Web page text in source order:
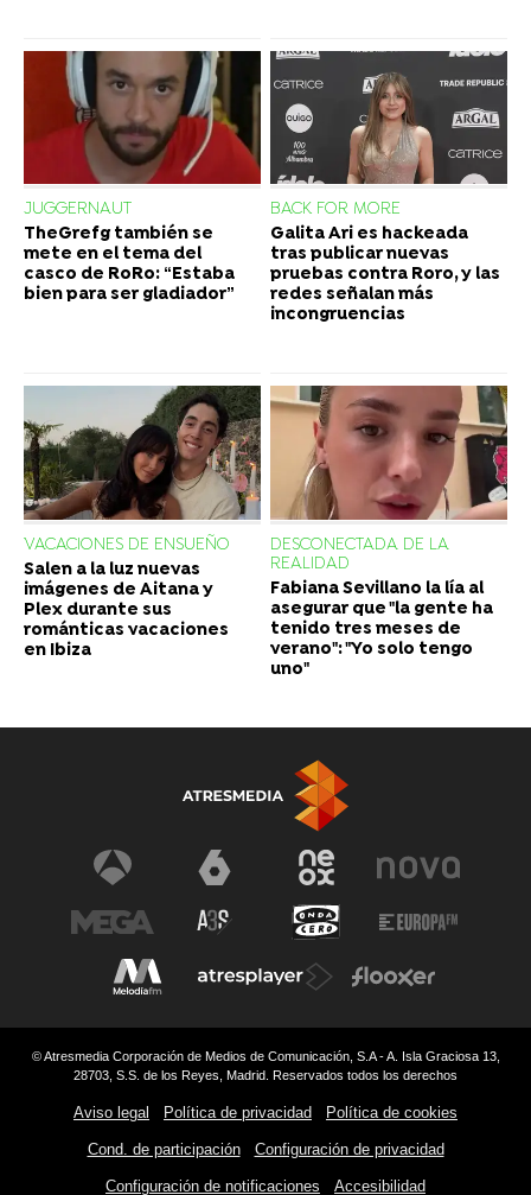
JUGGERNAUT
TheGrefg también se
mete en el tema del
casco de RoRo: “Estaba
bien para ser gladiador”
BACK FOR MORE
Galita Ari es hackeada
tras publicar nuevas
pruebas contra Roro, y las
redes señalan más
incongruencias
VACACIONES DE ENSUEÑO
Salen a la luz nuevas
imágenes de Aitana y
Plex durante sus
románticas vacaciones
en Ibiza
DESCONECTADA DE LA
REALIDAD
Fabiana Sevillano la lía al
asegurar que "la gente ha
tenido tres meses de
verano": "Yo solo tengo
uno"
© Atresmedia Corporación de Medios de Comunicación, S.A - A. Isla Graciosa 13,
28703, S.S. de los Reyes, Madrid. Reservados todos los derechos
Aviso legal Política de privacidad Política de cookies
Cond. de participación Configuración de privacidad
Configuración de notificaciones Accesibilidad